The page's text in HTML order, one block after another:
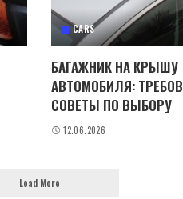
CARS
БАГАЖНИК НА КРЫШУ
АВТОМОБИЛЯ:
СОВЕТЫ ПО ВЫБОРУ
12.06.2026
Load More